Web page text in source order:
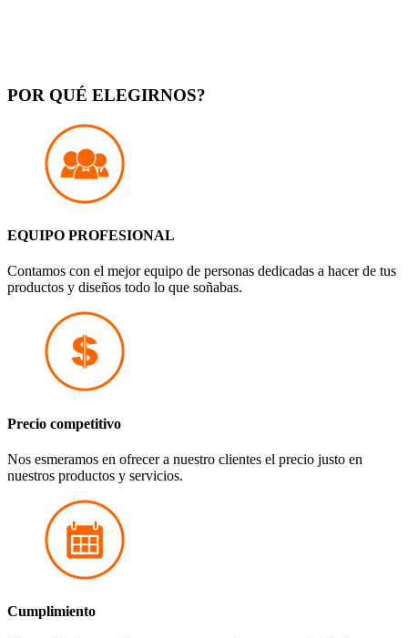
POR QUÉ ELEGIRNOS?
EQUIPO PROFESIONAL
Contamos con el mejor equipo de personas dedicadas a hacer de tus
productos y diseños todo lo que soñabas.
Precio competitivo
Nos esmeramos en ofrecer a nuestro clientes el precio justo en
nuestros productos y servicios.
Cumplimiento